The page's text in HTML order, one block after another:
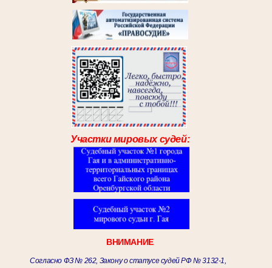
Участки мировых судей:
ВНИМАНИЕ
Согласно ФЗ № 262, Закону о статусе судей РФ № 3132-1,